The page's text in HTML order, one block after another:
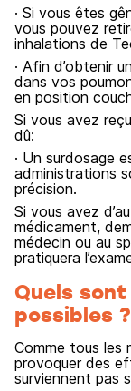
· Si vous êtes
vous pouvez
inhalations de
· Afin d’obtenir
dans vos
en position
Si vous avez
dû:
· Un surdosage
administrations
précision.
Si vous avez
médicament,
médecin ou au
pratiquera
Quels
possibles ?
Comme tous les
provoquer des
surviennent pas